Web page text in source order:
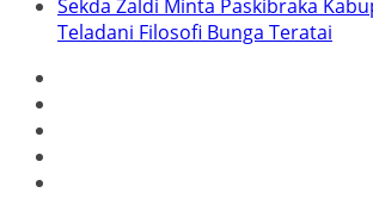
Sekda Zaldi Minta Paskibraka
Teladani Filosofi Bunga Teratai